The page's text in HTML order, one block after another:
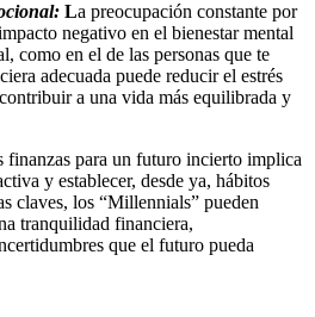
La preocupación constante por
negativo en el bienestar mental
como en el de las personas que te
adecuada puede reducir el estrés
a una vida más equilibrada y
finanzas para un futuro incierto implica
y establecer, desde ya, hábitos
claves, los “Millennials” pueden
tranquilidad financiera,
que el futuro pueda